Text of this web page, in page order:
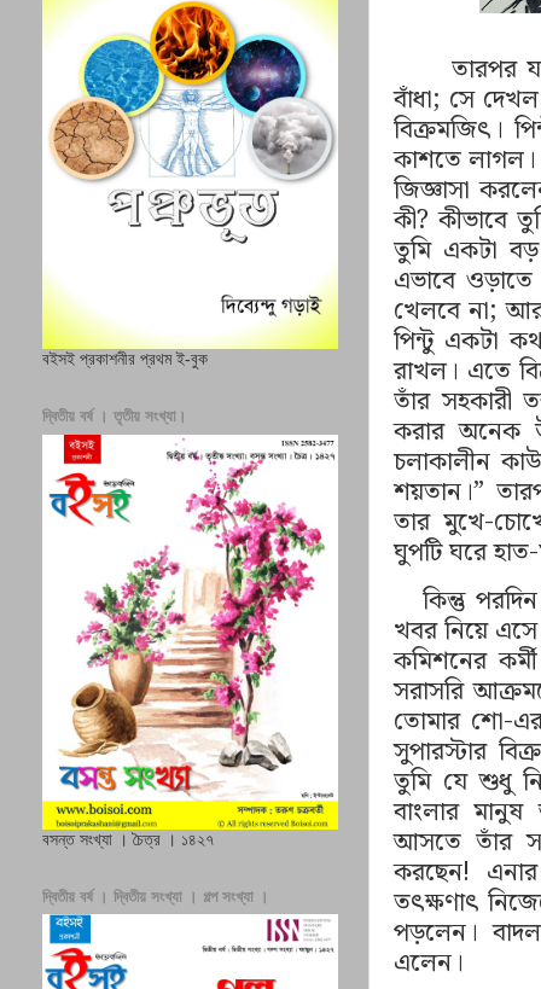
তারপর
বাঁধা; সে
বিক্রমজিৎ।
কাশতে লাগল।
জিজ্ঞাসা
কী? কীভাবে
তুমি একটা
এভাবে
খেলবে না; আর
পিন্টু একটা
রাখল। এতে
তাঁর সহকারী
করার অনেক
চলাকালীন
শয়তান।”
তার মুখে-
ঘুপটি ঘরে
কিন্তু
খবর নিয়ে
কমিশনের
সরাসরি
তোমার শো-
সুপারস্টার
তুমি যে শুধু
বাংলার
আসতেতাঁর
করছেন!
তৎক্ষণাৎ
পড়লেন।
এলেন।
বইসই প্রকাশনীর প্রথম ই-বুক
দ্বিতীয় বর্ষ । তৃতীয় সংখ্যা।
বসন্ত সংখ্যা । চৈত্র । ১৪২৭
দ্বিতীয় বর্ষ । দ্বিতীয় সংখ্যা । গল্প সংখ্যা ।